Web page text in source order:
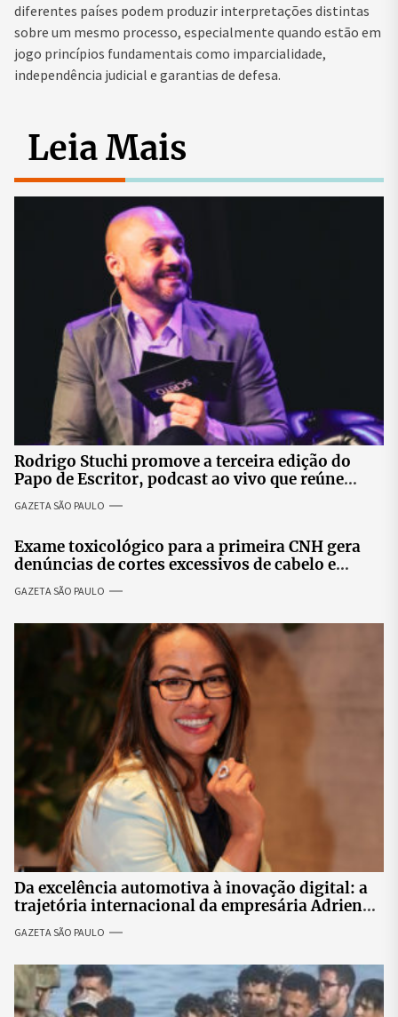
diferentes países podem produzir interpretações distintas
sobre um mesmo processo, especialmente quando estão em
jogo princípios fundamentais como imparcialidade,
independência judicial e garantias de defesa.
Leia Mais
Rodrigo Stuchi promove a terceira edição do
Papo de Escritor, podcast ao vivo que reúne
especialistas para discutir saúde mental e
prosperidade.
GAZETA SÃO PAULO
Exame toxicológico para a primeira CNH gera
denúncias de cortes excessivos de cabelo e
revolta entre candidatas
GAZETA SÃO PAULO
Da excelência automotiva à inovação digital: a
trajetória internacional da empresária Adriene
GAZETA SÃO PAULO